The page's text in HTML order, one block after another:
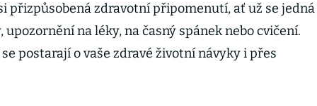
přizpůsobená zdravotní připomenutí, ať už se jedná
na léky, na časný spánek nebo cvičení.
postarají o vaše zdravé životní návyky i přes